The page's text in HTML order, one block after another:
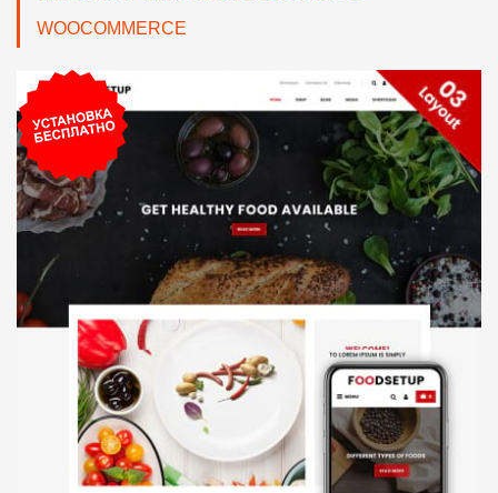
WOOCOMMERCE